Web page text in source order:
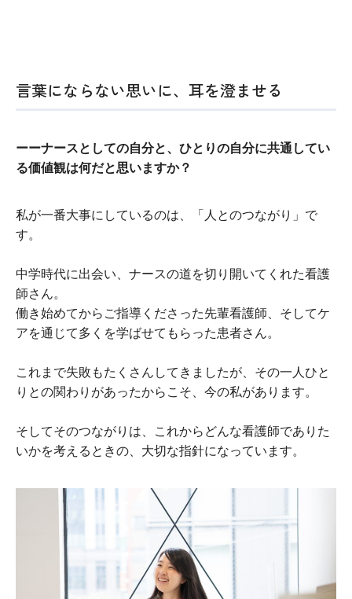
言葉にならない思いに、耳を澄ませる
ーーナースとしての自分と、ひとりの自分に共通してい
る価値観は何だと思いますか？
私が一番大事にしているのは、「人とのつながり」で
す。
中学時代に出会い、ナースの道を切り開いてくれた看護
師さん。
働き始めてからご指導くださった先輩看護師、そしてケ
アを通じて多くを学ばせてもらった患者さん。
これまで失敗もたくさんしてきましたが、その一人ひと
りとの関わりがあったからこそ、今の私があります。
そしてそのつながりは、これからどんな看護師でありた
いかを考えるときの、大切な指針になっています。